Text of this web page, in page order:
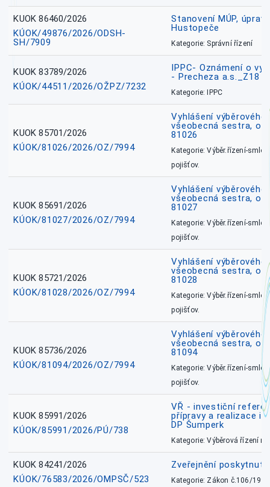
KUOK 86460/2026
KÚOK/49876/2026/ODSH-
SH/7909
Stanovení MÚP,
Hustopeče
Kategorie: Správní řízení
KUOK 83789/2026
KÚOK/44511/2026/OŽPZ/7232
IPPC- Oznámení o
- Precheza a.s._Z18
Kategorie: IPPC
KUOK 85701/2026
KÚOK/81026/2026/OZ/7994
Vyhlášení
všeobecná sestra,
81026
Kategorie: Výběr.řízení-
pojišťov.
KUOK 85691/2026
KÚOK/81027/2026/OZ/7994
Vyhlášení
všeobecná sestra,
81027
Kategorie: Výběr.řízení-
pojišťov.
KUOK 85721/2026
KÚOK/81028/2026/OZ/7994
Vyhlášení
všeobecná sestra,
81028
Kategorie: Výběr.řízení-
pojišťov.
KUOK 85736/2026
KÚOK/81094/2026/OZ/7994
Vyhlášení
všeobecná sestra,
81094
Kategorie: Výběr.řízení-
pojišťov.
KUOK 85991/2026
KÚOK/85991/2026/PÚ/738
VŘ - investiční
přípravy a realizace
DP Šumperk
Kategorie: Výběrová řízení
KUOK 84241/2026
KÚOK/76583/2026/OMPSČ/523
Zveřejnění
Kategorie: Zákon č.106/1999